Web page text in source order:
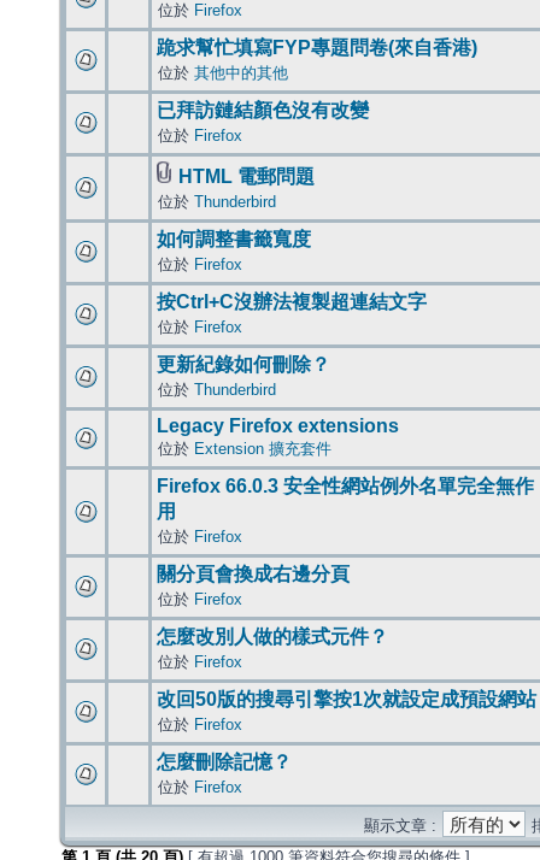
位於 Firefox
跪求幫忙填寫FYP專題問卷(來自香港)
位於 其他中的其他
已拜訪鏈結顏色沒有改變
位於 Firefox
HTML 電郵問題
位於 Thunderbird
如何調整書籤寬度
位於 Firefox
按Ctrl+C沒辦法複製超連結文字
位於 Firefox
更新紀錄如何刪除？
位於 Thunderbird
Legacy Firefox extensions
位於 Extension 擴充套件
Firefox 66.0.3 安全性網站例外名單完全無作
用
位於 Firefox
關分頁會換成右邊分頁
位於 Firefox
怎麼改別人做的樣式元件？
位於 Firefox
改回50版的搜尋引擎按1次就設定成預設網站
位於 Firefox
怎麼刪除記憶？
位於 Firefox
顯示文章 :